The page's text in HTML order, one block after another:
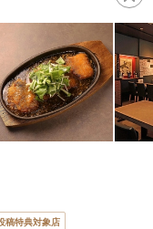
稿特典対象店